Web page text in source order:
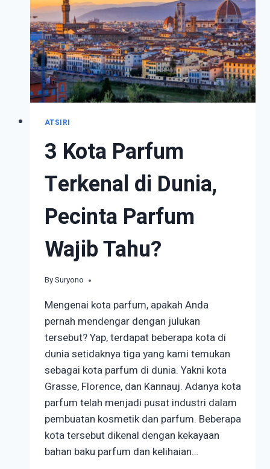
ATSIRI
3 Kota Parfum
Terkenal di Dunia,
Pecinta Parfum
Wajib Tahu?
BySuryono
May 29, 2023
Mengenai kota parfum, apakah Anda
pernah mendengar dengan julukan
tersebut? Yap, terdapat beberapa kota di
dunia setidaknya tiga yang kami temukan
sebagai kota parfum di dunia. Yakni kota
Grasse, Florence, dan Kannauj. Adanya kota
parfum telah menjadi pusat industri dalam
pembuatan kosmetik dan parfum. Beberapa
kota tersebut dikenal dengan kekayaan
bahan baku parfum dan kelihaian…